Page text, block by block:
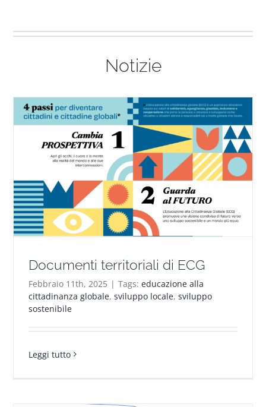
Notizie
Documenti territoriali di ECG
Febbraio 11th, 2025 | Tags:educazione alla
cittadinanza globale,sviluppo locale,sviluppo
sostenibile
Leggi tutto